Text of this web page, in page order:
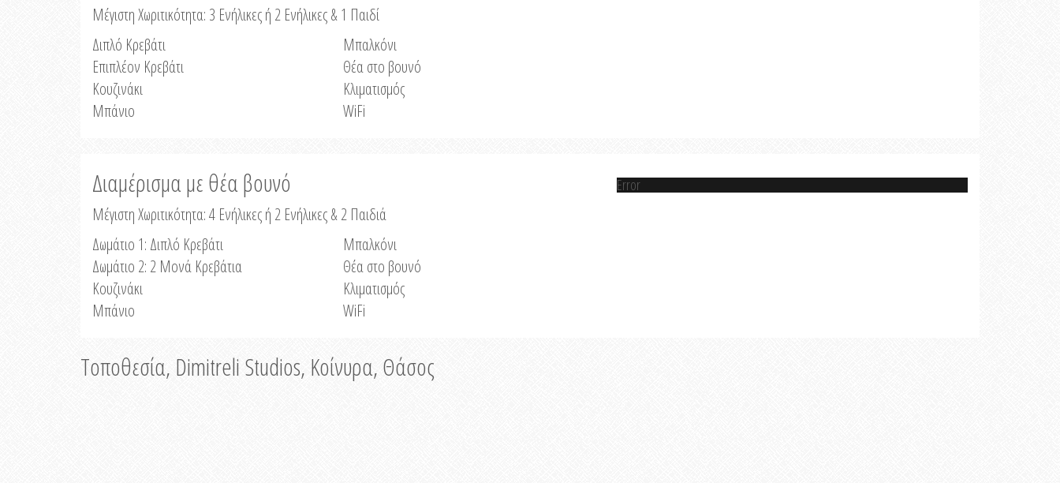
Μέγιστη Χωριτικότητα: 3 Ενήλικες ή 2 Ενήλικες & 1 Παιδί
Διπλό Κρεβάτι
Επιπλέον Κρεβάτι
Κουζινάκι
Μπάνιο
Μπαλκόνι
Θέα στο βουνό
Κλιματισμός
WiFi
Διαμέρισμα με θέα βουνό
Μέγιστη Χωριτικότητα: 4 Ενήλικες ή 2 Ενήλικες & 2 Παιδιά
Δωμάτιο 1: Διπλό Κρεβάτι
Δωμάτιο 2: 2 Μονά Κρεβάτια
Κουζινάκι
Μπάνιο
Μπαλκόνι
Θέα στο βουνό
Κλιματισμός
WiFi
Error
Τοποθεσία, Dimitreli Studios, Κοίνυρα, Θάσος